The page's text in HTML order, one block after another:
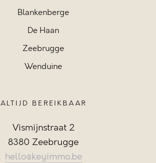
Blankenberge
De Haan
Zeebrugge
Wenduine
ALTIJD BEREIKBAAR
Vismijnstraat 2
8380 Zeebrugge
hello@keyimmo.be